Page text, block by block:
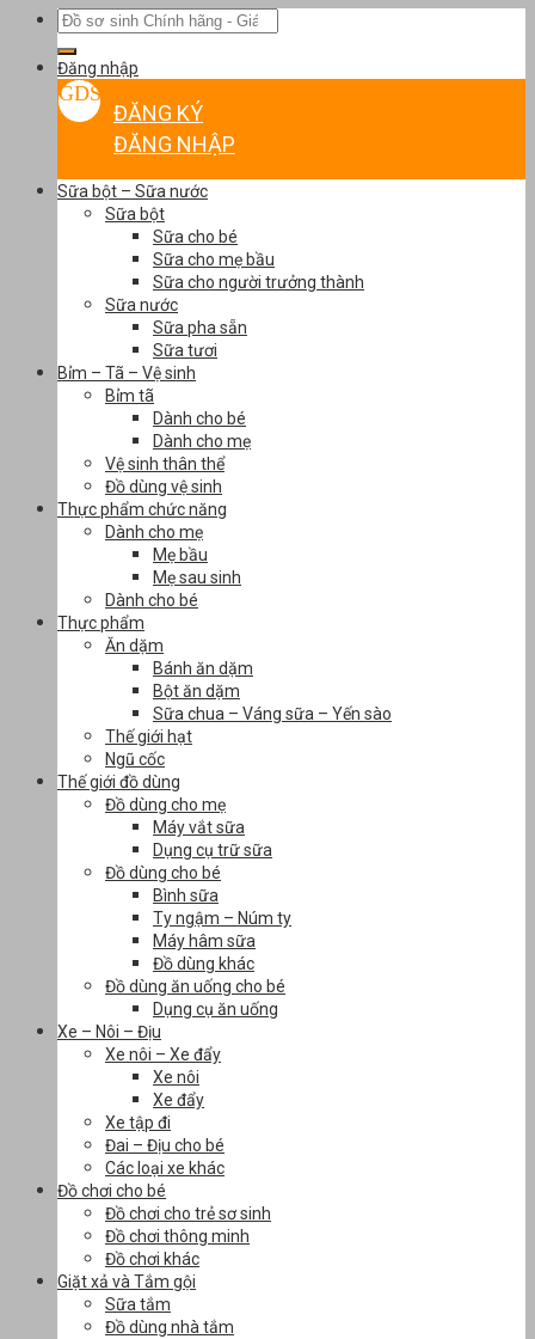
Tìm
kiếm:
Đăng nhập
ĐĂNG KÝ
ĐĂNG NHẬP
Sữa bột – Sữa nước
Sữa bột
Sữa cho bé
Sữa cho mẹ bầu
Sữa cho người trưởng thành
Sữa nước
Sữa pha sẵn
Sữa tươi
Bỉm – Tã – Vệ sinh
Bỉm tã
Dành cho bé
Dành cho mẹ
Vệ sinh thân thể
Đồ dùng vệ sinh
Thực phẩm chức năng
Dành cho mẹ
Mẹ bầu
Mẹ sau sinh
Dành cho bé
Thực phẩm
Ăn dặm
Bánh ăn dặm
Bột ăn dặm
Sữa chua – Váng sữa – Yến sào
Thế giới hạt
Ngũ cốc
Thế giới đồ dùng
Đồ dùng cho mẹ
Máy vắt sữa
Dụng cụ trữ sữa
Đồ dùng cho bé
Bình sữa
Ty ngậm – Núm ty
Máy hâm sữa
Đồ dùng khác
Đồ dùng ăn uống cho bé
Dụng cụ ăn uống
Xe – Nôi – Địu
Xe nôi – Xe đẩy
Xe nôi
Xe đẩy
Xe tập đi
Đai – Địu cho bé
Các loại xe khác
Đồ chơi cho bé
Đồ chơi cho trẻ sơ sinh
Đồ chơi thông minh
Đồ chơi khác
Giặt xả và Tắm gội
Sữa tắm
Đồ dùng nhà tắm